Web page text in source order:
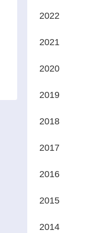
2022
2021
2020
2019
2018
2017
2016
2015
2014